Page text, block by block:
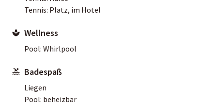
Tennis: Platz, im Hotel
Wellness
Pool: Whirlpool
Badespaß
Liegen
Pool: beheizbar